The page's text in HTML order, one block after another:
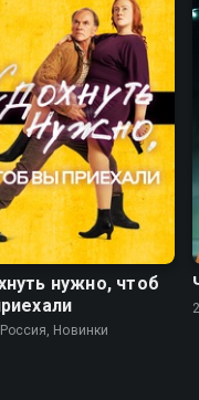
нужно, чтоб
Новинки